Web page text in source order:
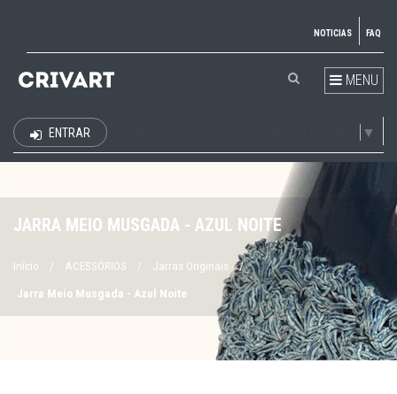
NOTICIAS FAQ
MENU
▼
ENTRAR
JARRA MEIO MUSGADA - AZUL NOITE
Início / ACESSÓRIOS / Jarras Originais /
Jarra Meio Musgada - Azul Noite